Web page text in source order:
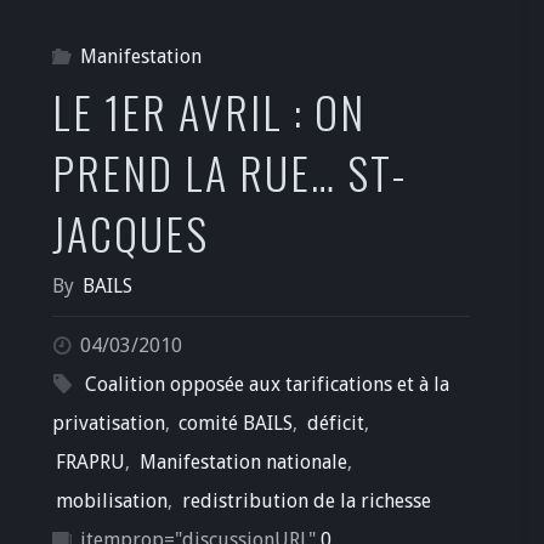
Manifestation
LE 1ER AVRIL : ON
PREND LA RUE… ST-
JACQUES
By BAILS
04/03/2010
Coalition opposée aux tarifications et à la
privatisation, comité BAILS, déficit,
FRAPRU, Manifestation nationale,
mobilisation, redistribution de la richesse